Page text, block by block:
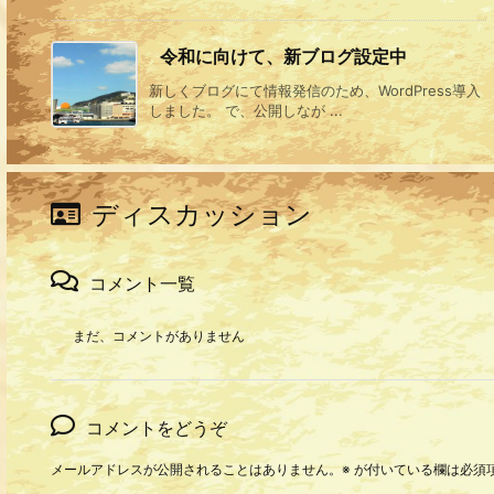
令和に向けて、新ブログ設定中
新しくブログにて情報発信のため、WordPress導入
しました。 で、公開しなが ...
ディスカッション
コメント一覧
まだ、コメントがありません
コメントをどうぞ
メールアドレスが公開されることはありません。※ が付いている欄は必須